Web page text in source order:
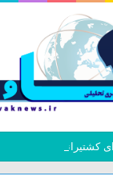
کشتیرانی در دریای سیاه